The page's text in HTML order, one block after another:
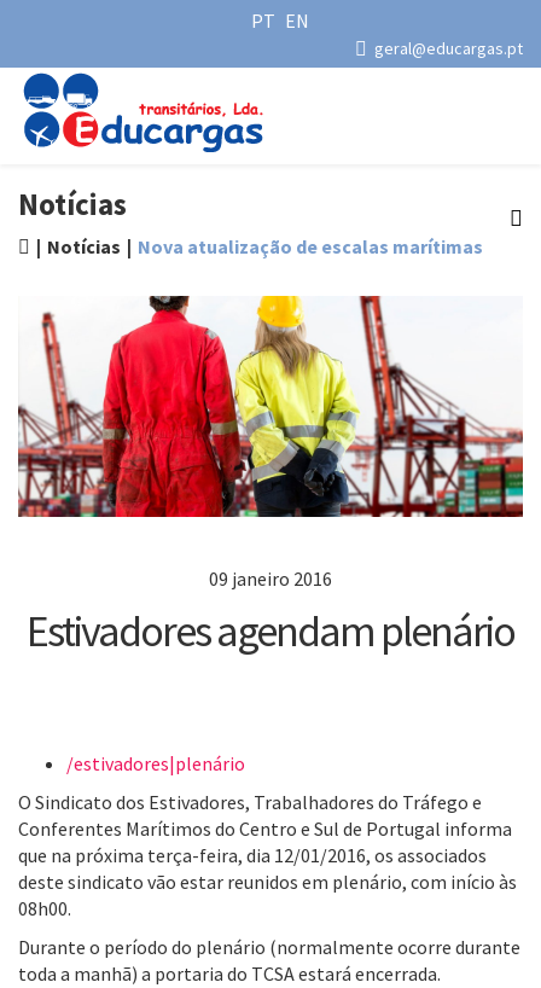
PT EN
geral@educargas.pt
Notícias
Notícias Nova atualização de escalas marítimas
09 janeiro 2016
Estivadores agendam plenário
/estivadores|plenário
O Sindicato dos Estivadores, Trabalhadores do Tráfego e
Conferentes Marítimos do Centro e Sul de Portugal informa
que na próxima terça-feira, dia 12/01/2016, os associados
deste sindicato vão estar reunidos em plenário, com início às
08h00.
Durante o período do plenário (normalmente ocorre durante
toda a manhã) a portaria do TCSA estará encerrada.